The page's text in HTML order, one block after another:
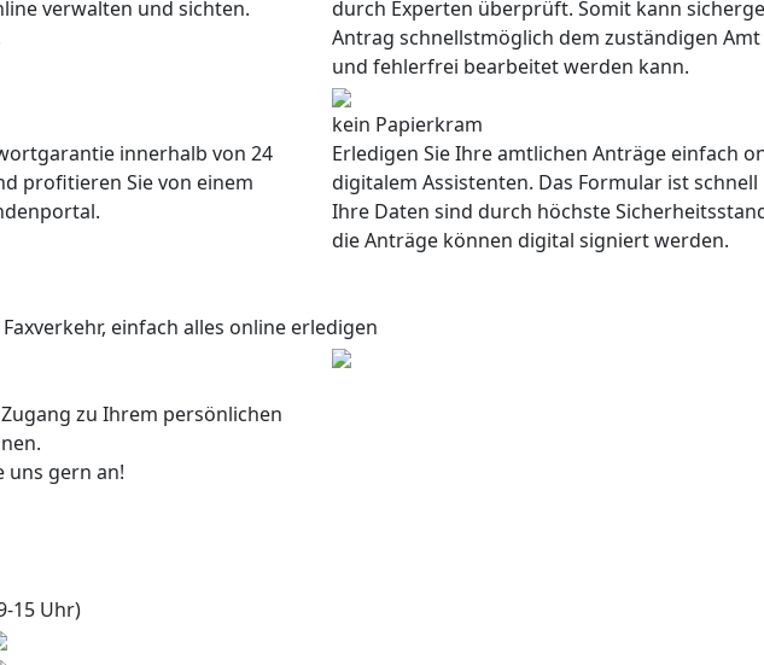
verwalten und sichten.
durch Experten überprüft. Somit kann
Antrag schnellstmöglich dem zuständigen
und fehlerfrei bearbeitet werden kann.
innerhalb von 24
profitieren Sie von einem
kein Papierkram
Erledigen Sie Ihre amtlichen Anträge einfach
digitalem Assistenten. Das Formular ist
Ihre Daten sind durch höchste
die Anträge können digital signiert werden.
einfach alles online erledigen
zu Ihrem persönlichen
uns gern an!
15 Uhr)